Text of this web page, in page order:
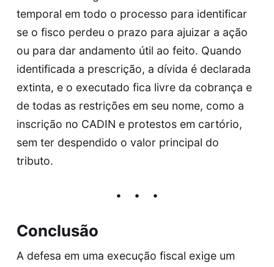
temporal em todo o processo para identificar
se o fisco perdeu o prazo para ajuizar a ação
ou para dar andamento útil ao feito. Quando
identificada a prescrição, a dívida é declarada
extinta, e o executado fica livre da cobrança e
de todas as restrições em seu nome, como a
inscrição no CADIN e protestos em cartório,
sem ter despendido o valor principal do
tributo.
Conclusão
A defesa em uma execução fiscal exige um